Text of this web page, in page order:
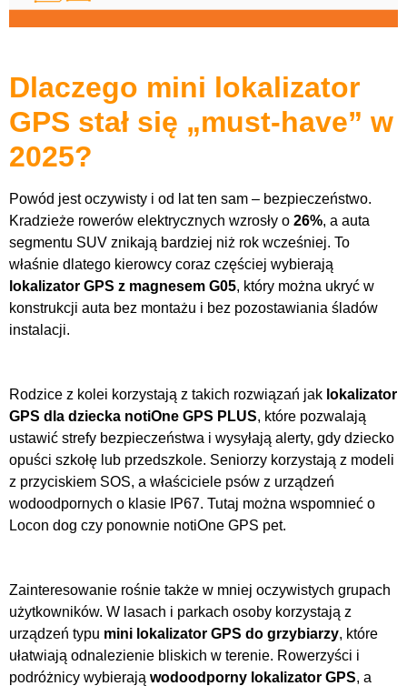
Dlaczego mini lokalizator
GPS stał się „must-have” w
2025?
Powód jest oczywisty i od lat ten sam – bezpieczeństwo.
Kradzieże rowerów elektrycznych wzrosły o 26%, a auta
segmentu SUV znikają bardziej niż rok wcześniej. To
właśnie dlatego kierowcy coraz częściej wybierają
lokalizator GPS z magnesem G05, który można ukryć w
konstrukcji auta bez montażu i bez pozostawiania śladów
instalacji.
Rodzice z kolei korzystają z takich rozwiązań jak lokalizator
GPS dla dziecka notiOne GPS PLUS, które pozwalają
ustawić strefy bezpieczeństwa i wysyłają alerty, gdy dziecko
opuści szkołę lub przedszkole. Seniorzy korzystają z modeli
z przyciskiem SOS, a właściciele psów z urządzeń
wodoodpornych o klasie IP67. Tutaj można wspomnieć o
Locon dog czy ponownie notiOne GPS pet.
Zainteresowanie rośnie także w mniej oczywistych grupach
użytkowników. W lasach i parkach osoby korzystają z
urządzeń typu mini lokalizator GPS do grzybiarzy, które
ułatwiają odnalezienie bliskich w terenie. Rowerzyści i
podróżnicy wybierają wodoodporny lokalizator GPS, a